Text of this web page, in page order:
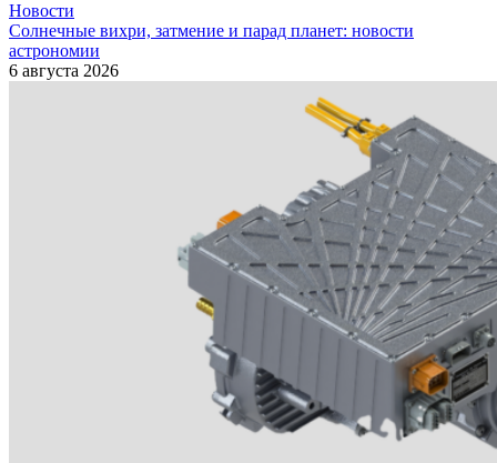
Новости
Солнечные вихри, затмение и парад планет: новости
астрономии
6 августа 2026